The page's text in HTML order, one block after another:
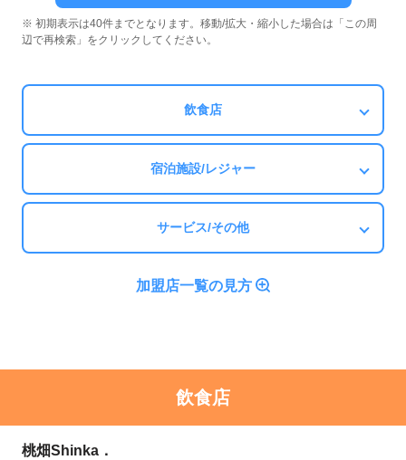
※ 初期表示は40件までとなります。移動/拡大・縮小した場合は「この周
辺で再検索」をクリックしてください。
飲食店
宿泊施設/レジャー
サービス/その他
加盟店一覧の見方
飲食店
桃畑Shinka．